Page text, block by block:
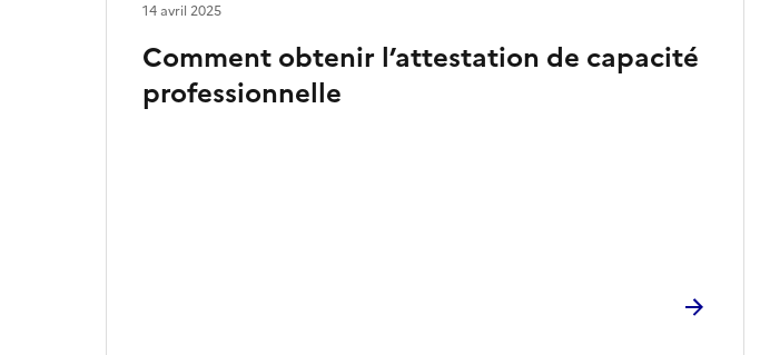
Comment obtenir l’attestation de capacité
professionnelle
14 avril 2025